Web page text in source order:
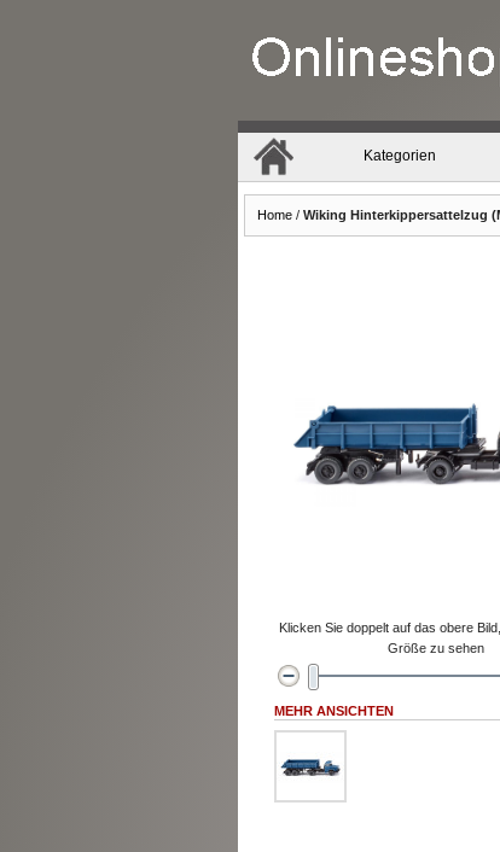
Kategorien
Home / Wiking Hinterkippersattelzug
Klicken Sie doppelt auf das obere
Größe zu sehen
MEHR ANSICHTEN